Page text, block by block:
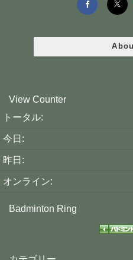
View Counter
トータル:
今日:
昨日:
オンライン:
Badminton Ring